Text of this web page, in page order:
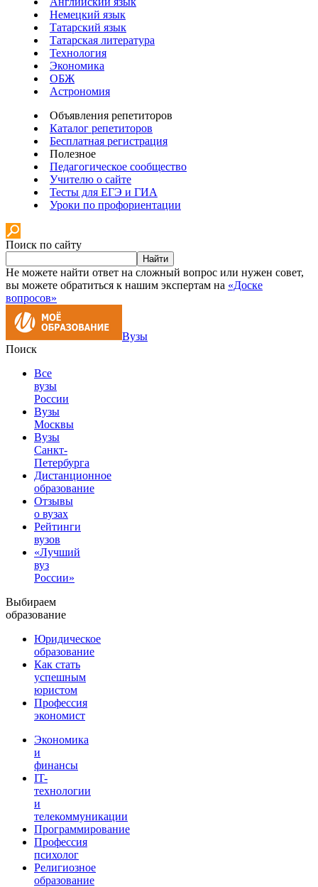
Немецкий язык
Татарский язык
Татарская литература
Технология
Экономика
ОБЖ
Астрономия
Объявления репетиторов
Каталог репетиторов
Бесплатная регистрация
Полезное
Педагогическое сообщество
Учителю о сайте
Тесты для ЕГЭ и ГИА
Уроки по профориентации
Поиск по сайту
Найти
Не можете найти ответ на сложный вопрос или нужен совет,
вы можете обратиться к нашим экспертам на «Доске
вопросов»
Вузы
Поиск
Все
вузы
России
Вузы
Москвы
Вузы
Санкт-
Петербурга
Дистанционное
образование
Отзывы
о вузах
Рейтинги
вузов
«Лучший
вуз
России»
Выбираем
образование
Юридическое
образование
Как стать
успешным
юристом
Профессия
экономист
Экономика
и
финансы
IT-
технологии
и
телекоммуникации
Программирование
Профессия
психолог
Религиозное
образование